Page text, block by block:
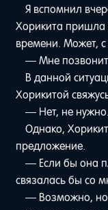
Я вспомнил
Хорикита пришла
времени. Может,
— Мне
В данной
Хорикитой
— Нет, не нужно.
Однако,
предложение.
— Если бы она
связалась бы со
— Возможно, но